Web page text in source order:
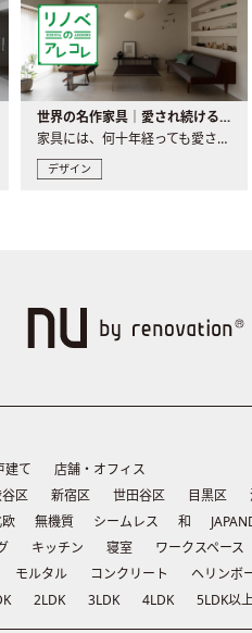
世界の名作家具｜愛され続ける理由と一生モノとの出会い方
家具には、何十年経っても愛され続ける「名作」と呼ばれるもの..
デザイン
建て
店舗・オフィス
区 新宿区 世田谷区 目黒区
無機質 シームレス 和
キッチン 寝室 ワークスペース
モルタル コンクリート ヘリンボ
2LDK 3LDK 4LDK 5LDK以